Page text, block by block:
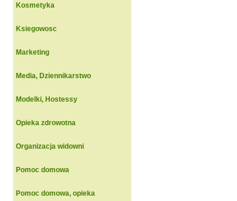
Kosmetyka
Ksiegowosc
Marketing
Media, Dziennikarstwo
Modelki, Hostessy
Opieka zdrowotna
Organizacja widowni
Pomoc domowa
Pomoc domowa, opieka